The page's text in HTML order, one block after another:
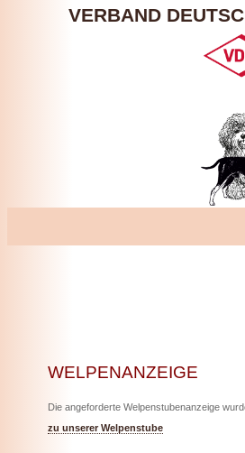
VERBAND
WELPENANZEIGE
Die angeforderte Welpenstubenanzeige
zu unserer Welpenstube